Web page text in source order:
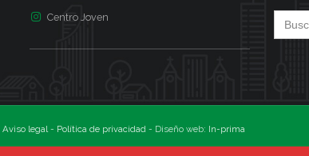
Centro Joven
Search
for:
Aviso legal- Política de privacidad- Diseño web: In-prima